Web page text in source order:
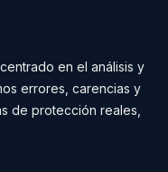
en el análisis y
errores, carencias y
de protección reales,